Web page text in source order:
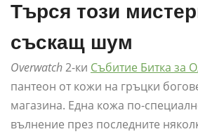
Търся този
съскащ шум
Overwatch2-ки Събитие Битка за
пантеон от кожи на гръцки
магазина. Една кожа по-
вълнение през последните